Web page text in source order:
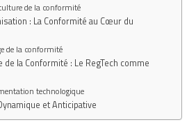
culture de la conformité
: La Conformité au Cœur du
de la conformité
de la Conformité : Le RegTech comme
technologique
et Anticipative